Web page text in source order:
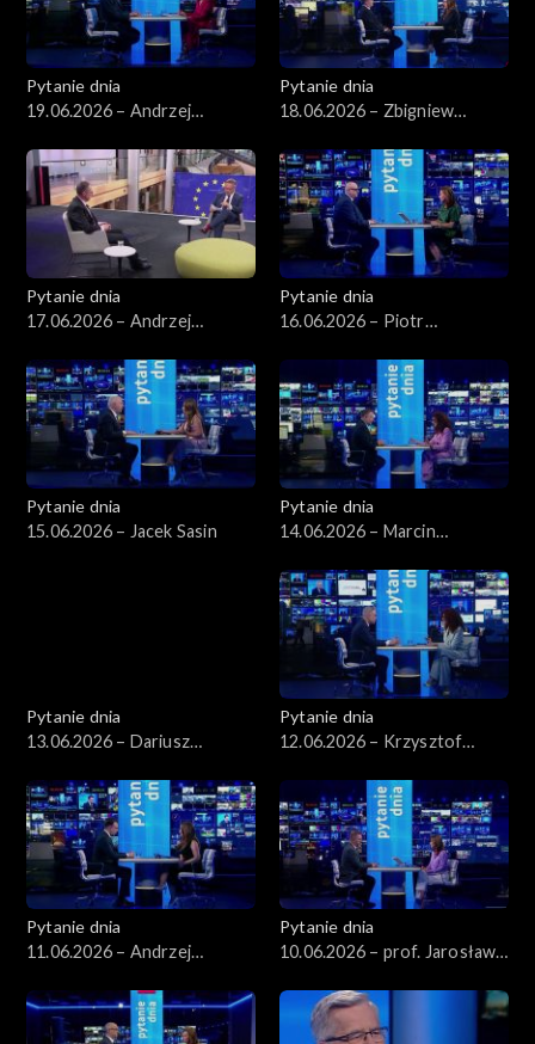
Pytanie dnia
19.06.2026 – Andrzej
Pytanie dnia
18.06.2026 – Zbigniew
Pytanie dnia
17.06.2026 – Andrzej
Pytanie dnia
16.06.2026 – Piotr
Pytanie dnia
15.06.2026 – Jacek Sasin
Pytanie dnia
14.06.2026 – Marcin
Pytanie dnia
13.06.2026 – Dariusz
Pytanie dnia
12.06.2026 – Krzysztof
Pytanie dnia
11.06.2026 – Andrzej
Pytanie dnia
10.06.2026 – prof. Jarosław